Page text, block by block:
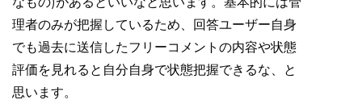
理者のみが把握しているため、回答ユーザー自身
でも過去に送信したフリーコメントの内容や状態
評価を見れると自分自身で状態把握できるな、と
思います。